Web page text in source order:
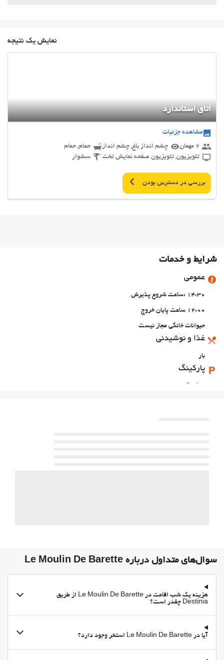
نمایش یک نتیجه
اتاق استاندارد
مشاهده جزئیات
2 مهمان
چشم انداز باغ, چشم انداز
حمام, حمام
تلویزیون, تلویزیون صفحه نمایش تخت
سشوار
بررسی در دسترس بودن
شرایط و خدمات
عمومی
14:30 :ساعت شروع پذیرش
12:00 ساعت پایان خروج
حیوانات خانگی مجاز نیست
غذا و نوشیدنی
بار
پارکینگ
سوال‌های متداول درباره Le Moulin De Barette
هزینه یک شب اقامت در Le Moulin De Barette از طریق
Destinia چقدر است؟
آیا در Le Moulin De Barette استخر وجود دارد؟